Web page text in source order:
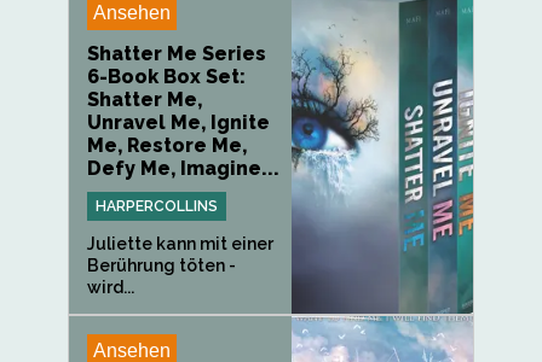
Ansehen
Shatter Me Series
6-Book Box Set:
Shatter Me,
Unravel Me, Ignite
Me, Restore Me,
Defy Me, Imagine...
HARPERCOLLINS
Juliette kann mit einer
Berührung töten -
wird...
Ansehen